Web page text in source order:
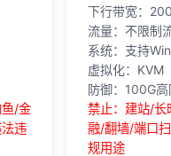
/金
违
下行带宽：
流量：不限制
系统：支持
虚拟化：KVM
防御：100G高
禁止：建站/
融/翻墙/端口
规用途